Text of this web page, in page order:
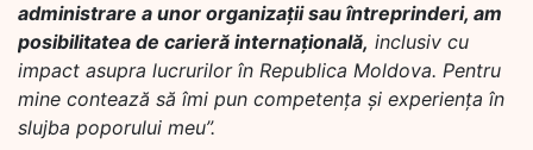
administrare a unor organizații sau întreprinderi, am
posibilitatea de carieră internațională, inclusiv cu
impact asupra lucrurilor în Republica Moldova. Pentru
mine contează să îmi pun competența și experiența în
slujba poporului meu”.